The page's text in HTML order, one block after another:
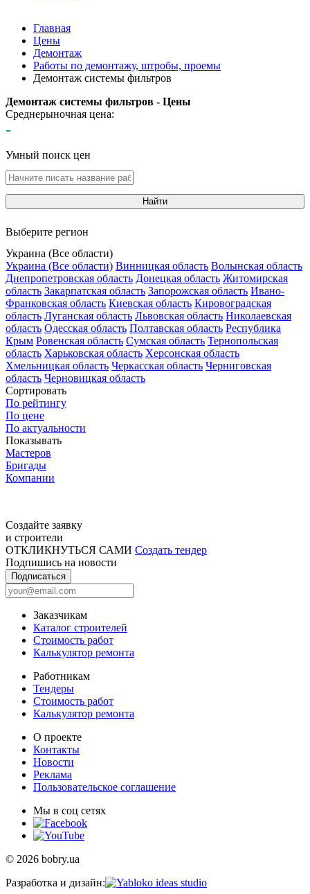
Главная
Цены
Демонтаж
Работы по демонтажу, штробы, проемы
Демонтаж системы фильтров
Демонтаж системы фильтров - Цены
Среднерыночная цена:
-
Умный поиск цен
Найти
Выберите регион
Украина (Все области)
Украина (Все области) Винницкая область Волынская область
Днепропетровская область Донецкая область Житомирская
область Закарпатская область Запорожская область Ивано-
Франковская область Киевская область Кировоградская
область Луганская область Львовская область Николаевская
область Одесская область Полтавская область Республика
Крым Ровенская область Сумская область Тернопольская
область Харьковская область Херсонская область
Хмельницкая область Черкасская область Черниговская
область Черновицкая область
Сортировать
По рейтингу
По цене
По актуальности
Показывать
Мастеров
Бригады
Компании
Создайте заявку
и строители
ОТКЛИКНУТЬСЯ САМИ Создать тендер
Подпишись на новости
Подписаться
Заказчикам
Каталог строителей
Стоимость работ
Калькулятор ремонта
Работникам
Тендеры
Стоимость работ
Калькулятор ремонта
О проекте
Контакты
Новости
Реклама
Пользовательское соглашение
Мы в соц сетях
© 2026 bobry.ua
Разработка и дизайн: